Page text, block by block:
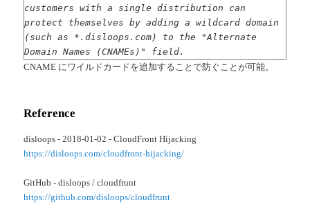
customers with a single distribution can
protect themselves by adding a wildcard domain
(such as *.disloops.com) to the "Alternate
Domain Names (CNAMEs)" field.
CNAME にワイルドカードを追加することで防ぐことが可能。
Reference
disloops - 2018-01-02 - CloudFront Hijacking
https://disloops.com/cloudfront-hijacking/
GitHub - disloops / cloudfrunt
https://github.com/disloops/cloudfrunt